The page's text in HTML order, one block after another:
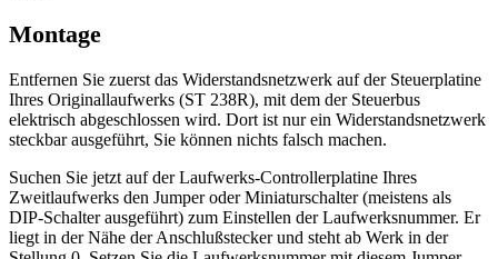
Montage
Entfernen Sie zuerst das Widerstandsnetzwerk auf der Steuerplatine
Ihres Originallaufwerks (ST 238R), mit dem der Steuerbus
elektrisch abgeschlossen wird. Dort ist nur ein Widerstandsnetzwerk
steckbar ausgeführt, Sie können nichts falsch machen.
Suchen Sie jetzt auf der Laufwerks-Controllerplatine Ihres
Zweitlaufwerks den Jumper oder Miniaturschalter (meistens als
DIP-Schalter ausgeführt) zum Einstellen der Laufwerksnummer. Er
liegt in der Nähe der Anschlußstecker und steht ab Werk in der